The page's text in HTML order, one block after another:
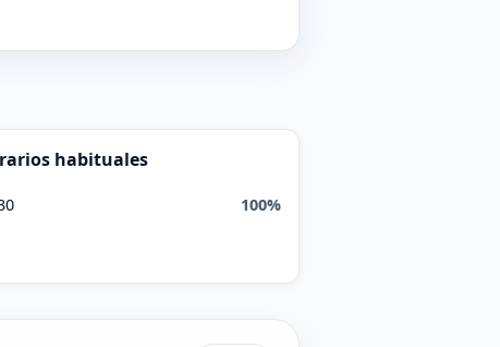
habituales
100%